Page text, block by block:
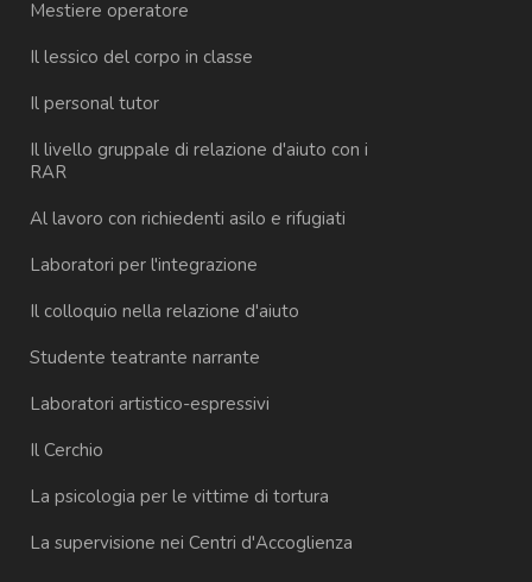
Mestiere operatore
Il lessico del corpo in classe
Il personal tutor
Il livello gruppale di relazione d'aiuto con i
RAR
Al lavoro con richiedenti asilo e rifugiati
Laboratori per l'integrazione
Il colloquio nella relazione d'aiuto
Studente teatrante narrante
Laboratori artistico-espressivi
Il Cerchio
La psicologia per le vittime di tortura
La supervisione nei Centri d'Accoglienza